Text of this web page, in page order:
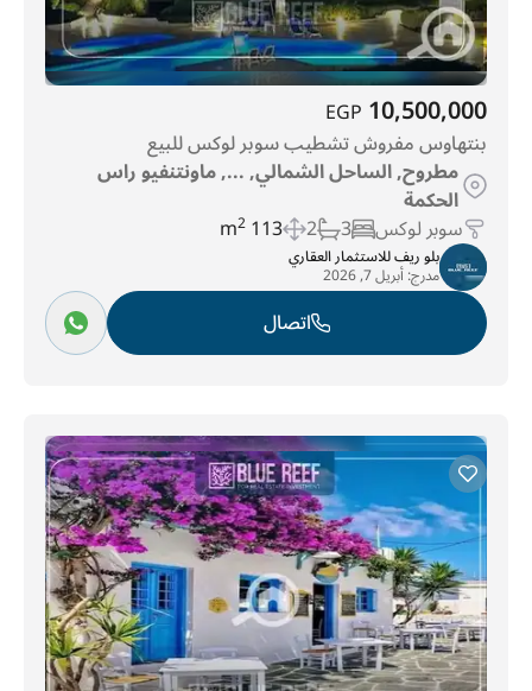
10,500,000
EGP
بنتهاوس مفروش تشطيب سوبر لوكس للبيع
مطروح, الساحل الشمالي, ..., ماونتنفيو راس
الحكمة
سوبر لوكس 3
2
113 m
2
بلو ريف للاستثمار العقاري
مدرج:أبريل 7, 2026
اتصال